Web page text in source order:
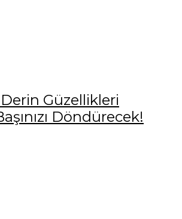
Güzellikleri
Döndürecek!